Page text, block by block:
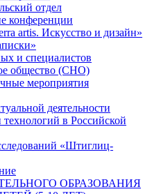
отдел
конференции
artis. Искусство и дизайн»
и специалистов
общество (СНО)
мероприятия
деятельности
технологий в Российской
«Штиглиц-
ОБРАЗОВАНИЯ